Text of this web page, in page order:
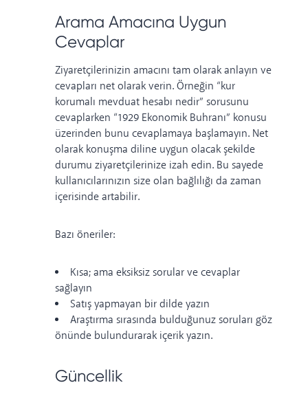
Arama Amacına Uygun
Cevaplar
Ziyaretçilerinizin amacını tam olarak anlayın ve
cevapları net olarak verin. Örneğin “kur
korumalı mevduat hesabı nedir” sorusunu
cevaplarken “1929 Ekonomik Buhranı” konusu
üzerinden bunu cevaplamaya başlamayın. Net
olarak konuşma diline uygun olacak şekilde
durumu ziyaretçilerinize izah edin. Bu sayede
kullanıcılarınızın size olan bağlılığı da zaman
içerisinde artabilir.
Bazı öneriler:
Kısa; ama eksiksiz sorular ve cevaplar
sağlayın
Satış yapmayan bir dilde yazın
Araştırma sırasında bulduğunuz soruları göz
önünde bulundurarak içerik yazın.
Güncellik